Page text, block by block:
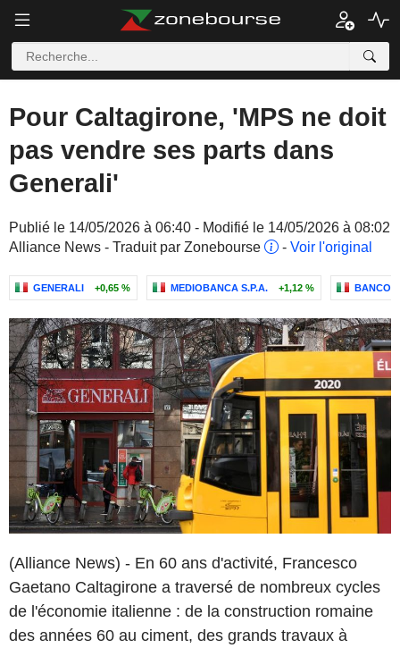
Pour Caltagirone, 'MPS ne doit
pas vendre ses parts dans
Generali'
Publié le 14/05/2026 à 06:40 - Modifié le 14/05/2026 à 08:02
Alliance News - Traduit par Zonebourse
- Voir l'original
GENERALI +0,65 % MEDIOBANCA S.P.A. +1,12 % BANCO
(Alliance News) - En 60 ans d'activité, Francesco
Gaetano Caltagirone a traversé de nombreux cycles
de l'économie italienne : de la construction romaine
des années 60 au ciment, des grands travaux à